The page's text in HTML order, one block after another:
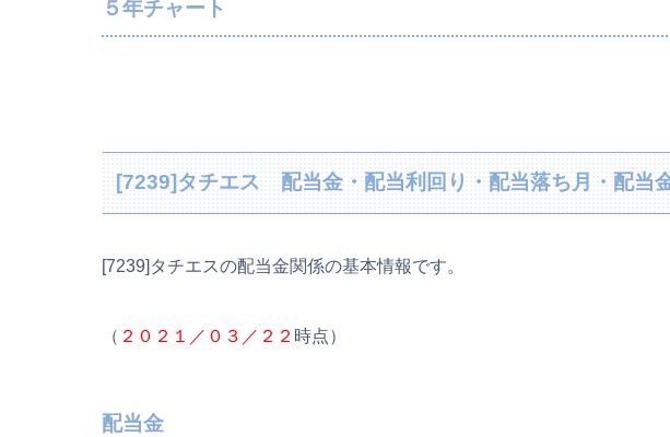
５年チャート
[7239]タチエス 配当金・配当利回り・配当落ち月・配当
[7239]タチエスの配当金関係の基本情報です。
（ ２０２１／０３／２２ 時点）
配当金